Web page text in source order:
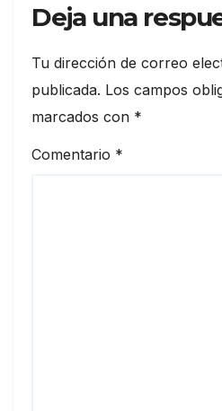
Deja una
Tu dirección de correo
publicada. Los campos
marcados con *
Comentario *